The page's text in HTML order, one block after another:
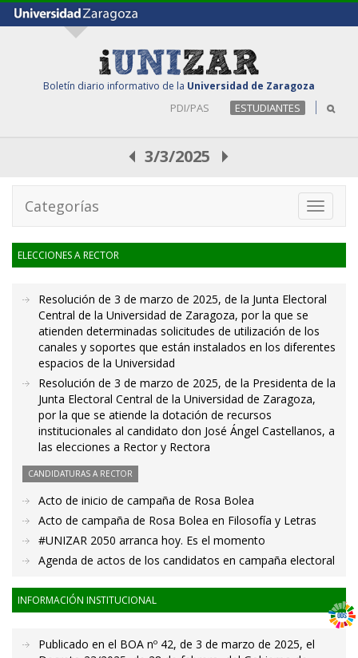
Boletín diario informativo de la Universidad de Zaragoza
PDI/PAS ESTUDIANTES
3/3/2025
Toggle
Categorías
ELECCIONES A RECTOR
Resolución de 3 de marzo de 2025, de la Junta Electoral
Central de la Universidad de Zaragoza, por la que se
atienden determinadas solicitudes de utilización de los
canales y soportes que están instalados en los diferentes
espacios de la Universidad
Resolución de 3 de marzo de 2025, de la Presidenta de la
Junta Electoral Central de la Universidad de Zaragoza,
por la que se atiende la dotación de recursos
institucionales al candidato don José Ángel Castellanos, a
las elecciones a Rector y Rectora
CANDIDATURAS A RECTOR
Acto de inicio de campaña de Rosa Bolea
Acto de campaña de Rosa Bolea en Filosofía y Letras
#UNIZAR 2050 arranca hoy. Es el momento
Agenda de actos de los candidatos en campaña electoral
INFORMACIÓN INSTITUCIONAL
Publicado en el BOA nº 42, de 3 de marzo de 2025, el